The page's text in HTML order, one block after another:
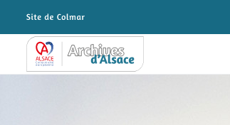
Archives Alsace - Colmar